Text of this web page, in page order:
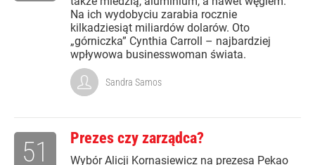
Na ich wydobyciu zarabia rocznie
kilkadziesiąt miliardów dolarów. Oto
„górniczka” Cynthia Carroll – najbardziej
wpływowa businesswoman świata.
Sandra Samos
Prezes czy zarządca?
Wybór Alicji Kornasiewicz na prezesa Pekao
51